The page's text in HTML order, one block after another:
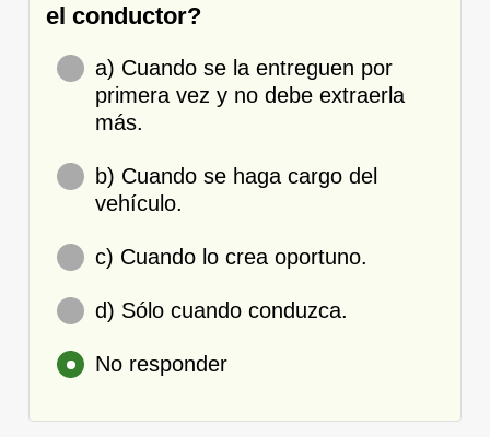
el conductor?
a) Cuando se la entreguen por
primera vez y no debe extraerla
más.
b) Cuando se haga cargo del
vehículo.
c) Cuando lo crea oportuno.
d) Sólo cuando conduzca.
No responder